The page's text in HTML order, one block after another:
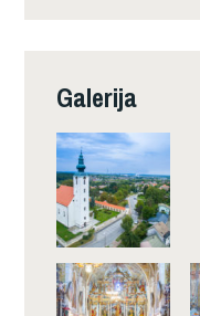
Galerija